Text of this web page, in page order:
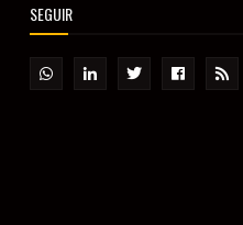
SEGUIR